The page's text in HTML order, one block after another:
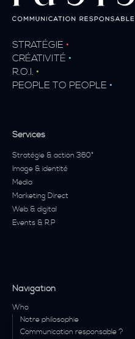
STRATÉGIE •
CRÉATIVITÉ •
R.O.I. •
PEOPLE TO PEOPLE •
Services
Stratégie & action 360°
Image & identité
Media
Marketing Direct
Web & digital
Events & R.P
Navigation
Who
Notre philosophie
Communication responsable ?